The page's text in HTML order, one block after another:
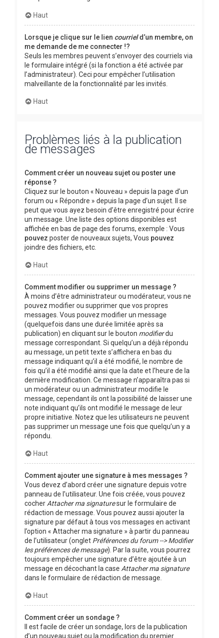
Haut
Lorsque je clique sur le lien courrield’un membre, on
me demande de me connecter !?
Seuls les membres peuvent s’envoyer des courriels via
le formulaire intégré (si la fonction a été activée par
l’administrateur). Ceci pour empêcher l’utilisation
malveillante de la fonctionnalité par les invités.
Haut
Problèmes liés à la publication
de messages
Comment créer un nouveau sujet ou poster une
réponse ?
Cliquez sur le bouton « Nouveau » depuis la page d’un
forum ou « Répondre » depuis la page d’un sujet. Il se
peut que vous ayez besoin d’être enregistré pour écrire
un message. Une liste des options disponibles est
affichée en bas de page des forums, exemple : Vous
pouvez poster de nouveaux sujets, Vous pouvez
joindre des fichiers, etc.
Haut
Comment modifier ou supprimer un message ?
À moins d’être administrateur ou modérateur, vous ne
pouvez modifier ou supprimer que vos propres
messages. Vous pouvez modifier un message
(quelquefois dans une durée limitée après sa
publication) en cliquant sur le bouton modifierdu
message correspondant. Si quelqu’un a déjà répondu
au message, un petit texte s’affichera en bas du
message indiquant qu’il a été modifié, le nombre de
fois qu’il a été modifié ainsi que la date et l’heure de la
dernière modification. Ce message n’apparaîtra pas si
un modérateur ou un administrateur modifie le
message, cependant ils ont la possibilité de laisser une
note indiquant qu’ils ont modifié le message de leur
propre initiative. Notez que les utilisateurs ne peuvent
pas supprimer un message une fois que quelqu’un y a
répondu.
Haut
Comment ajouter une signature à mes messages ?
Vous devez d’abord créer une signature depuis votre
panneau de l’utilisateur. Une fois créée, vous pouvez
cocher Attacher ma signaturesur le formulaire de
rédaction de message. Vous pouvez aussi ajouter la
signature par défaut à tous vos messages en activant
l’option « Attacher ma signature » à partir du panneau
de l’utilisateur (onglet Préférences du forum --> Modifier
les préférences de message). Par la suite, vous pourrez
toujours empêcher une signature d’être ajoutée à un
message en décochant la case Attacher ma signature
dans le formulaire de rédaction de message.
Haut
Comment créer un sondage ?
Il est facile de créer un sondage, lors de la publication
d’un nouveau sujet ou la modification du premier